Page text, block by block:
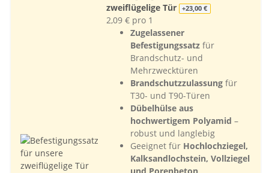
zweiflügelige Tür +23,00 €
2,09 € pro 1
Zugelassener
Befestigungssatz für
Brandschutz- und
Mehrzwecktüren
Brandschutzzulassung für
T30- und T90-Türen
Dübelhülse aus
hochwertigem Polyamid –
robust und langlebig
Geeignet für Hochlochziegel,
Kalksandlochstein, Vollziegel